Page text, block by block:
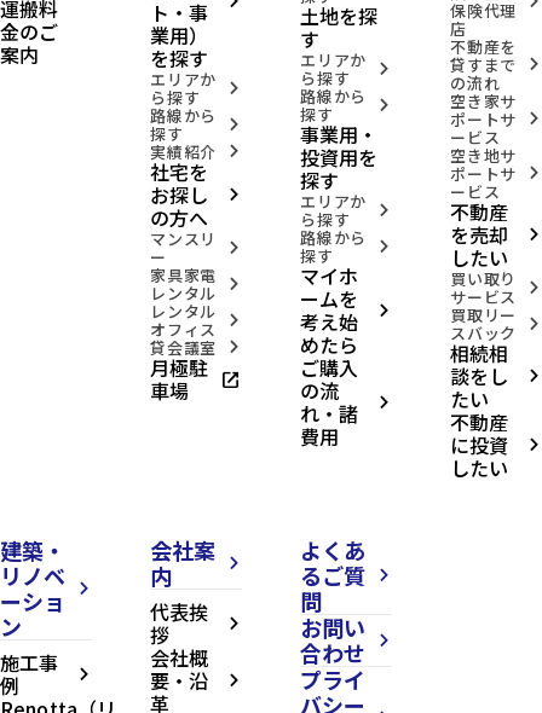
運搬料
金のご
案内
ト・事
業用）
を探す
エリアか
ら探す arrow_forward_ios
路線から
探す arrow_forward_ios
実績紹介 arrow_forward_ios
社宅を
お探し
の方へ
arrow_forward_ios
マンスリ
ー arrow_forward_ios
家具家電
レンタル arrow_forward_ios
レンタル
オフィス arrow_forward_ios
貸会議室 arrow_forward_ios
月極駐
車場 open_in_new
土地を探
す
エリアか
ら探す arrow_forward_ios
路線から
探す arrow_forward_ios
事業用・
投資用を
探す
エリアか
ら探す arrow_forward_ios
路線から
探す arrow_forward_ios
マイホ
ームを
考え始
めたら
arrow_forward_ios
ご購入
の流
れ・諸
費用
arrow_forward_ios
保険代理
店
不動産を
貸すまで
の流れ
arrow_forward_ios
空き家サ
ポートサ
ービス
arrow_forward_ios
空き地サ
ポートサ
ービス
arrow_forward_ios
不動産
を売却
したい
arrow_forward_ios
買い取り
サービス arrow_forward_ios
買取リー
スバック arrow_forward_ios
相続相
談をし
たい
arrow_forward_ios
不動産
に投資
したい
arrow_forward_ios
建築・
リノベ
ーショ
ン
arrow_forward_ios
施工事
例 arrow_forward_ios
会社案
内
arrow_forward_ios
代表挨
拶 arrow_forward_ios
会社概
要・沿
革
arrow_forward_ios
よくあ
るご質
問
arrow_forward_ios
お問い
合わせ
arrow_forward_ios
プライ
バシー